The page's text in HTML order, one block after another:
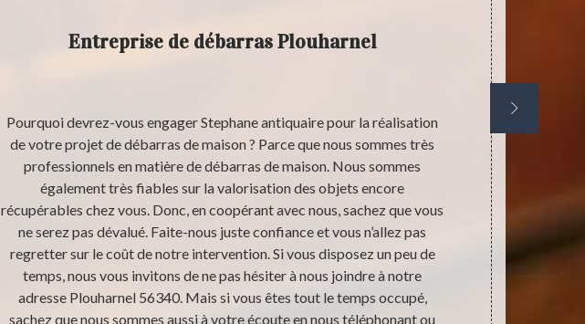
Entreprise de débarras Plouharnel
Pourquoi devrez-vous engager Stephane antiquaire pour la réalisation
de votre projet de débarras de maison ? Parce que nous sommes très
professionnels en matière de débarras de maison. Nous sommes
également très fiables sur la valorisation des objets encore
récupérables chez vous. Donc, en coopérant avec nous, sachez que vous
ne serez pas dévalué. Faite-nous juste confiance et vous n’allez pas
regretter sur le coût de notre intervention. Si vous disposez un peu de
temps, nous vous invitons de ne pas hésiter à nous joindre à notre
adresse Plouharnel 56340. Mais si vous êtes tout le temps occupé,
sachez que nous sommes aussi à votre écoute en nous téléphonant ou
vous
encore